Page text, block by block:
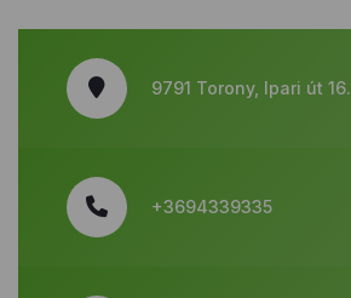
9791 Torony, Ipari út 16.
+3694339335